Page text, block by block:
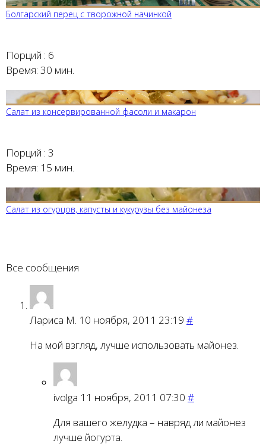
Болгарский перец с творожной начинкой
Порций : 6
Время: 30 мин.
Салат из консервированной фасоли и макарон
Порций : 3
Время: 15 мин.
Cалат из огурцов, капусты и кукурузы без майонеза
Все сообщения
Лариса М. 10 ноября, 2011 23:19 #
На мой взгляд, лучше использовать майонез.
ivolga 11 ноября, 2011 07:30 #
Для вашего желудка – навряд ли майонез
лучше йогурта.